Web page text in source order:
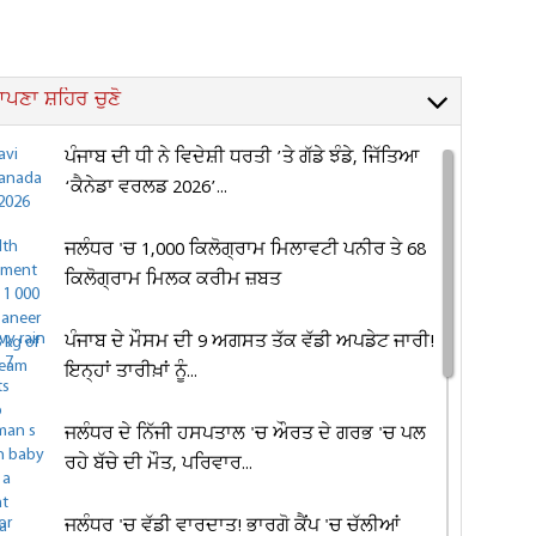
ਸ਼ਹਿਰ ਚੁਣੋ
ਪੰਜਾਬ ਦੀ ਧੀ ਨੇ ਵਿਦੇਸ਼ੀ ਧਰਤੀ ’ਤੇ ਗੱਡੇ ਝੰਡੇ, ਜਿੱਤਿਆ
‘ਕੈਨੇਡਾ ਵਰਲਡ 2026’...
ਜਲੰਧਰ 'ਚ 1,000 ਕਿਲੋਗ੍ਰਾਮ ਮਿਲਾਵਟੀ ਪਨੀਰ ਤੇ 68
ਕਿਲੋਗ੍ਰਾਮ ਮਿਲਕ ਕਰੀਮ ਜ਼ਬਤ
ਪੰਜਾਬ ਦੇ ਮੌਸਮ ਦੀ 9 ਅਗਸਤ ਤੱਕ ਵੱਡੀ ਅਪਡੇਟ ਜਾਰੀ!
ਇਨ੍ਹਾਂ ਤਾਰੀਖ਼ਾਂ ਨੂੰ...
ਜਲੰਧਰ ਦੇ ਨਿੱਜੀ ਹਸਪਤਾਲ 'ਚ ਔਰਤ ਦੇ ਗਰਭ 'ਚ ਪਲ
ਰਹੇ ਬੱਚੇ ਦੀ ਮੌਤ, ਪਰਿਵਾਰ...
ਜਲੰਧਰ 'ਚ ਵੱਡੀ ਵਾਰਦਾਤ! ਭਾਰਗੋ ਕੈਂਪ 'ਚ ਚੱਲੀਆਂ